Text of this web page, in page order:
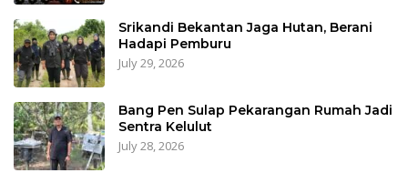
Srikandi Bekantan Jaga Hutan, Berani
Hadapi Pemburu
July 29, 2026
Bang Pen Sulap Pekarangan Rumah Jadi
Sentra Kelulut
July 28, 2026